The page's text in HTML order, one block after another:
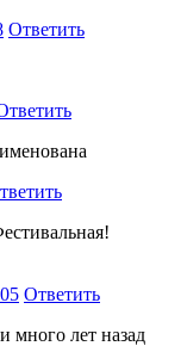
Ответить
Ответить
много лет назад